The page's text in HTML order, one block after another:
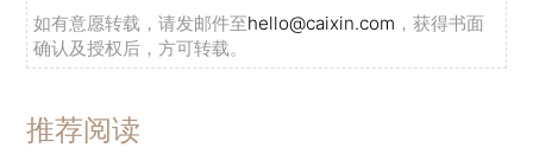
如有意愿转载，请发邮件至hello@caixin.com ，获得书面
确认及授权后，方可转载。
推荐阅读